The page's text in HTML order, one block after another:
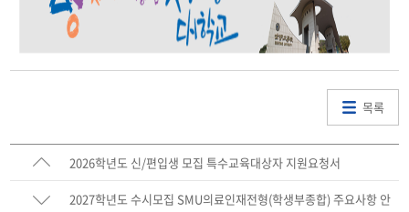
목록
2026학년도 신/편입생 모집 특수교육대상자 지원요청서
2027학년도 수시모집 SMU의료인재전형(학생부종합) 주요사항 안